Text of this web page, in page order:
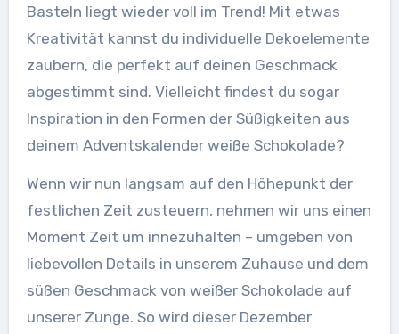
Basteln liegt wieder voll im Trend! Mit etwas
Kreativität kannst du individuelle Dekoelemente
zaubern, die perfekt auf deinen Geschmack
abgestimmt sind. Vielleicht findest du sogar
Inspiration in den Formen der Süßigkeiten aus
deinem Adventskalender weiße Schokolade?
Wenn wir nun langsam auf den Höhepunkt der
festlichen Zeit zusteuern, nehmen wir uns einen
Moment Zeit um innezuhalten – umgeben von
liebevollen Details in unserem Zuhause und dem
süßen Geschmack von weißer Schokolade auf
unserer Zunge. So wird dieser Dezember